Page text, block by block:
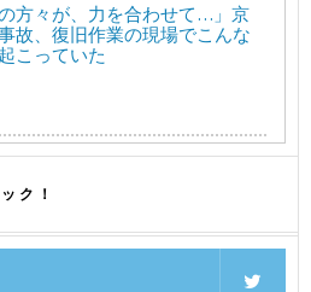
の方々が、力を合わせて…」京
故、復旧作業の現場でこんな
こっていた
ク！